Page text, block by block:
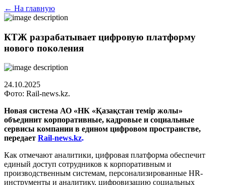
← На главную
КТЖ разрабатывает цифровую платформу
нового поколения
24.10.2025
Фото: Rail-news.kz.
Новая система АО «НК «Қазақстан темір жолы»
объединит корпоративные, кадровые и социальные
сервисы компании в едином цифровом пространстве,
передает Rail-news.kz.
Как отмечают аналитики, цифровая платформа обеспечит
единый доступ сотрудников к корпоративным и
производственным системам, персонализированные HR-
инструменты и аналитику, цифровизацию социальных